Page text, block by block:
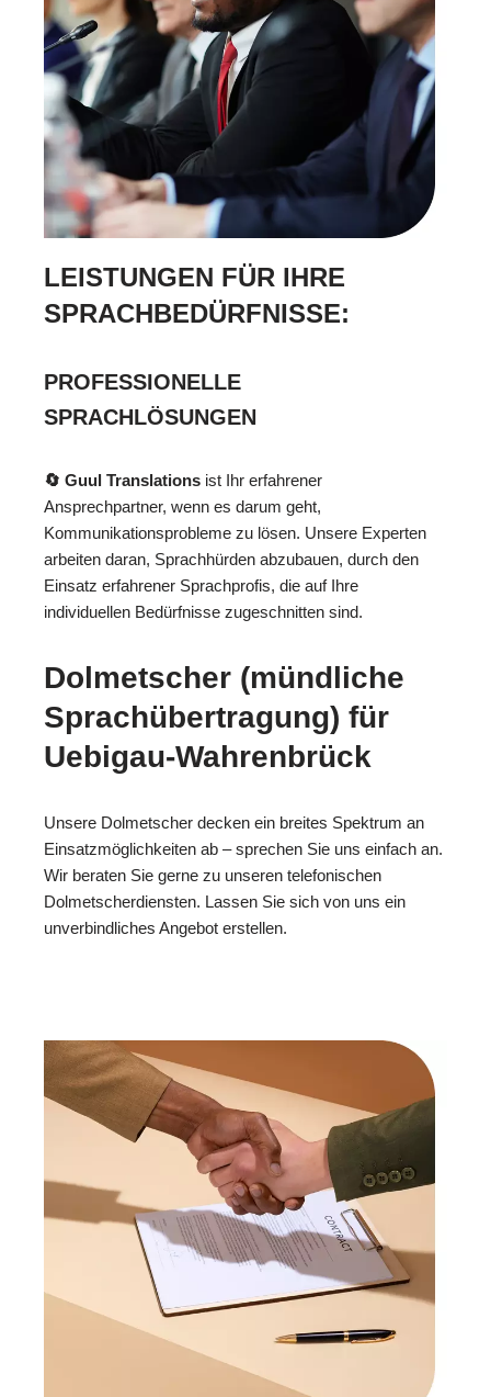
LEISTUNGEN FÜR IHRE
SPRACHBEDÜRFNISSE:
PROFESSIONELLE
SPRACHLÖSUNGEN
🔄 Guul Translations ist Ihr erfahrener
Ansprechpartner, wenn es darum geht,
Kommunikationsprobleme zu lösen. Unsere Experten
arbeiten daran, Sprachhürden abzubauen, durch den
Einsatz erfahrener Sprachprofis, die auf Ihre
individuellen Bedürfnisse zugeschnitten sind.
Dolmetscher (mündliche
Sprachübertragung) für
Uebigau-Wahrenbrück
Unsere Dolmetscher decken ein breites Spektrum an
Einsatzmöglichkeiten ab – sprechen Sie uns einfach an.
Wir beraten Sie gerne zu unseren telefonischen
Dolmetscherdiensten. Lassen Sie sich von uns ein
unverbindliches Angebot erstellen.